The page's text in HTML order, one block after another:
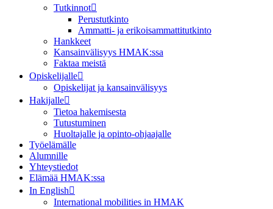
Tutkinnot
Perustutkinto
Ammatti- ja erikoisammattitutkinto
Hankkeet
Kansainvälisyys HMAK:ssa
Faktaa meistä
Opiskelijalle
Opiskelijat ja kansainvälisyys
Hakijalle
Tietoa hakemisesta
Tutustuminen
Huoltajalle ja opinto-ohjaajalle
Työelämälle
Alumnille
Yhteystiedot
Elämää HMAK:ssa
In English
International mobilities in HMAK